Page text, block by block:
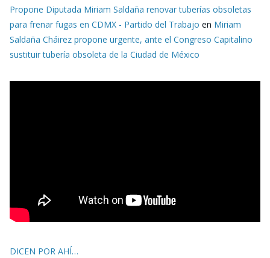
Propone Diputada Miriam Saldaña renovar tuberías obsoletas
para frenar fugas en CDMX - Partido del Trabajo en Miriam
Saldaña Cháirez propone urgente, ante el Congreso Capitalino
sustituir tubería obsoleta de la Ciudad de México
DICEN POR AHÍ…